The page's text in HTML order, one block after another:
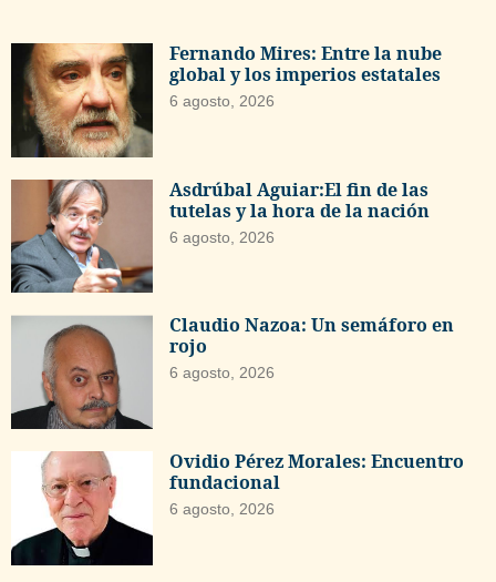
Fernando Mires: Entre la nube
global y los imperios estatales
6 agosto, 2026
Asdrúbal Aguiar:El fin de las
tutelas y la hora de la nación
6 agosto, 2026
Claudio Nazoa: Un semáforo en
rojo
6 agosto, 2026
Ovidio Pérez Morales: Encuentro
fundacional
6 agosto, 2026